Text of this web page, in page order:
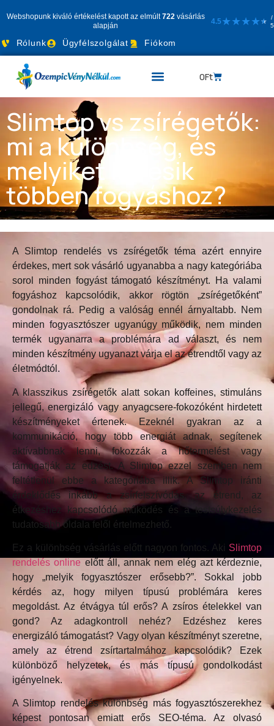
Webshopunk kiváló értékelést kapott az elmúlt722vásárlás
alapján
4.5 ★★★★★
★
/
5
Rólunk Ügyfélszolgálat Fiókom
0Ft
Slimtop vs zsírégetők:
mi a különbség, és
melyiket keresik
többen fogyáshoz?
A Slimtop rendelés vs zsírégetők téma azért ennyire
érdekes, mert sok vásárló ugyanabba a nagy kategóriába
sorol minden fogyást támogató készítményt. Ha valami
fogyáshoz kapcsolódik, akkor rögtön „zsírégetőként”
gondolnak rá. Pedig a valóság ennél árnyaltabb. Nem
minden fogyasztószer ugyanúgy működik, nem minden
termék ugyanarra a problémára ad választ, és nem
minden készítmény ugyanazt várja el az étrendtől vagy az
életmódtól.
A klasszikus zsírégetők alatt sokan koffeines, stimuláns
jellegű, energizáló vagy anyagcsere-fokozóként hirdetett
készítményeket értenek. Ezeknél gyakran az a
kommunikáció, hogy több energiát adnak, segítenek
aktívabbnak lenni, fokozzák a hőtermelést vagy
támogatják az edzést. A Slimtop ezzel szemben nem
feltétlenül ebbe a kategóriába illik. A Slimtop iránti
érdeklődés inkább a zsírfelszívódás, az étrend, az
étkezéshez kapcsolódó működés és a testsúlykezelés
tudatosabb oldala felől értelmezhető.
Ez a különbség vásárlás előtt nagyon fontos. Aki Slimtop
rendelés online előtt áll, annak nem elég azt kérdeznie,
hogy „melyik fogyasztószer erősebb?”. Sokkal jobb
kérdés az, hogy milyen típusú problémára keres
megoldást. Az étvágya túl erős? A zsíros ételekkel van
gond? Az adagkontroll nehéz? Edzéshez keres
energizáló támogatást? Vagy olyan készítményt szeretne,
amely az étrend zsírtartalmához kapcsolódik? Ezek
különböző helyzetek, és más típusú gondolkodást
igényelnek.
A Slimtop rendelés különbség más fogyasztószerekhez
képest pontosan emiatt erős SEO-téma. Az olvasó